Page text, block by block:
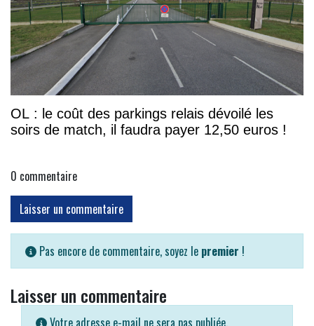
OL : le coût des parkings relais dévoilé les
soirs de match, il faudra payer 12,50 euros !
0 commentaire
Laisser un commentaire
Pas encore de commentaire, soyez le premier !
Laisser un commentaire
Votre adresse e-mail ne sera pas publiée.